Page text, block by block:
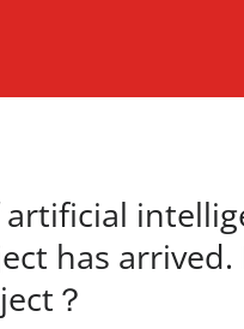
has arrived.
？